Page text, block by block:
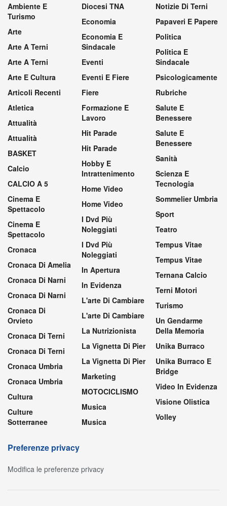
Ambiente E
Turismo
Arte
Arte A Terni
Arte A Terni
Arte E Cultura
Articoli Recenti
Atletica
Attualità
Attualità
BASKET
Calcio
CALCIO A 5
Cinema E
Spettacolo
Cinema E
Spettacolo
Cronaca
Cronaca Di Amelia
Cronaca Di Narni
Cronaca Di Narni
Cronaca Di
Orvieto
Cronaca Di Terni
Cronaca Di Terni
Cronaca Umbria
Cronaca Umbria
Cultura
Culture
Sotterranee
Diocesi TNA
Economia
Economia E
Sindacale
Eventi
Eventi E Fiere
Fiere
Formazione E
Lavoro
Hit Parade
Hit Parade
Hobby E
Intrattenimento
Home Video
Home Video
I Dvd Più
Noleggiati
I Dvd Più
Noleggiati
In Apertura
In Evidenza
L'arte Di Cambiare
L'arte Di Cambiare
La Nutrizionista
La Vignetta Di Pier
La Vignetta Di Pier
Marketing
MOTOCICLISMO
Musica
Musica
Notizie Di Terni
Papaveri E Papere
Politica
Politica E
Sindacale
Psicologicamente
Rubriche
Salute E
Benessere
Salute E
Benessere
Sanità
Scienza E
Tecnologia
Sommelier Umbria
Sport
Teatro
Tempus Vitae
Tempus Vitae
Ternana Calcio
Terni Motori
Turismo
Un Gendarme
Della Memoria
Unika Burraco
Unika Burraco E
Bridge
Video In Evidenza
Visione Olistica
Volley
Preferenze privacy
Modifica le preferenze privacy